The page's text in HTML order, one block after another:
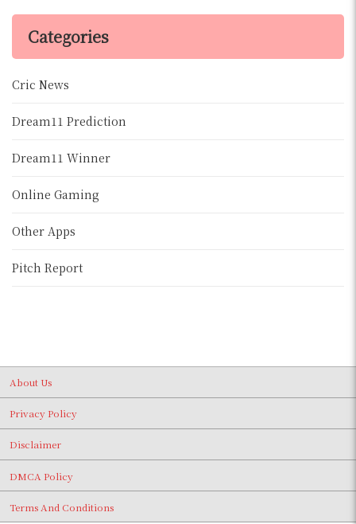
Categories
Cric News
Dream11 Prediction
Dream11 Winner
Online Gaming
Other Apps
Pitch Report
About Us
Privacy Policy
Disclaimer
DMCA Policy
Terms And Conditions